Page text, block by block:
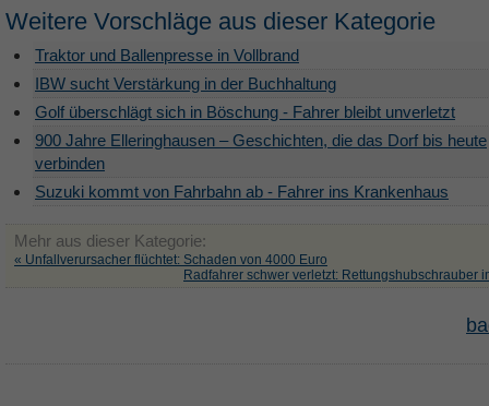
Weitere Vorschläge aus dieser Kategorie
Traktor und Ballenpresse in Vollbrand
IBW sucht Verstärkung in der Buchhaltung
Golf überschlägt sich in Böschung - Fahrer bleibt unverletzt
900 Jahre Elleringhausen – Geschichten, die das Dorf bis heute
verbinden
Suzuki kommt von Fahrbahn ab - Fahrer ins Krankenhaus
Mehr aus dieser Kategorie:
« Unfallverursacher flüchtet: Schaden von 4000 Euro
Radfahrer schwer verletzt: Rettungshubschrauber